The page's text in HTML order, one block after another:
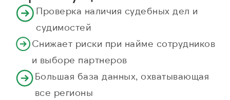
Проверка наличия судебных дел и
судимостей
Снижает риски при найме сотрудников
и выборе партнеров
Большая база данных, охватывающая
все регионы